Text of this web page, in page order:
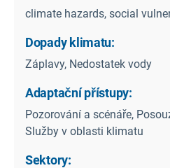
climate hazards, social
Dopady klimatu:
Záplavy, Nedostatek vody
Adaptační přístupy:
Pozorování a scénáře,
Služby v oblasti klimatu
Sektory: